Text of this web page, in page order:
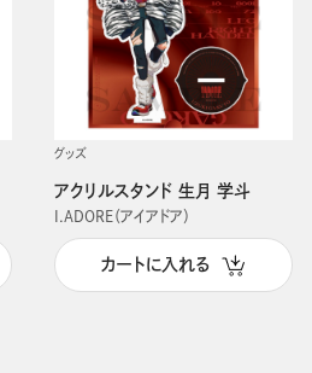
グッズ
アクリルスタンド 生月 学斗
I.ADORE（アイアドア）
カートに入れる